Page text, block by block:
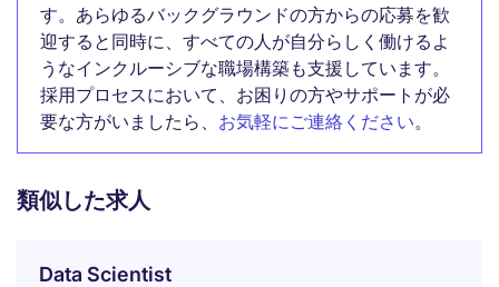
す。あらゆるバックグラウンドの方からの応募を歓
迎すると同時に、すべての人が自分らしく働けるよ
うなインクルーシブな職場構築も支援しています。
採用プロセスにおいて、お困りの方やサポートが必
要な方がいましたら、 お気軽にご連絡ください。
類似した求人
Data Scientist